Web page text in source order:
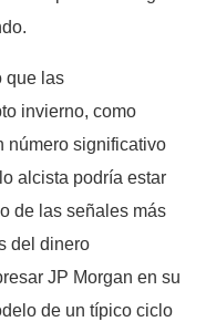
que las
invierno, como
número significativo
alcista podría estar
de las señales más
del dinero
JP Morgan en su
de un típico ciclo